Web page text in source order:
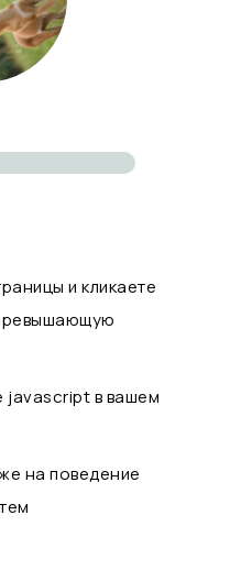
и кликаете
javascript в вашем
на поведение